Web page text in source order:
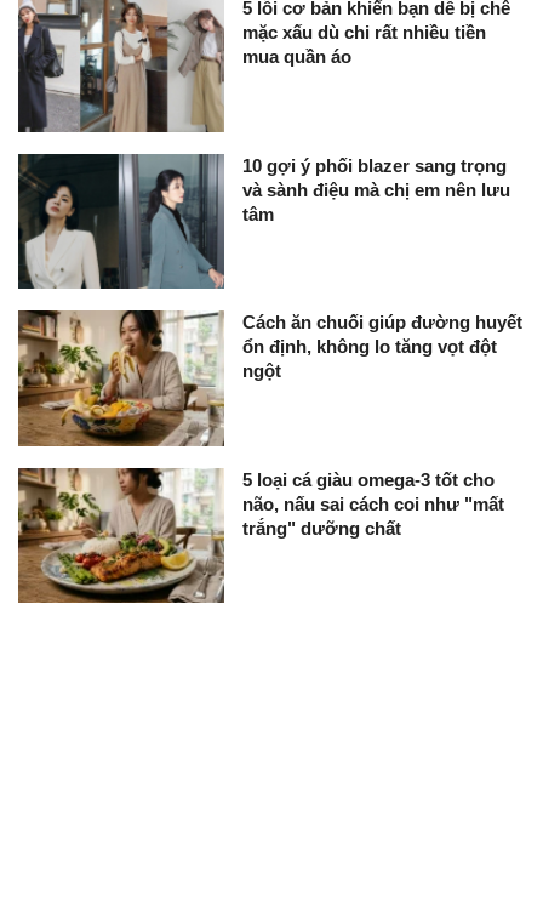
5 lỗi cơ bản khiến bạn dễ bị chê
mặc xấu dù chi rất nhiều tiền
mua quần áo
10 gợi ý phối blazer sang trọng
và sành điệu mà chị em nên lưu
tâm
Cách ăn chuối giúp đường huyết
ổn định, không lo tăng vọt đột
ngột
5 loại cá giàu omega-3 tốt cho
não, nấu sai cách coi như "mất
trắng" dưỡng chất